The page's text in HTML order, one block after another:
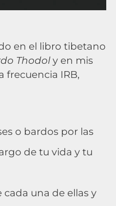
en el libro tibetano
Thodoly en mis
frecuencia IRB,
o bardos por las
de tu vida y tu
cada una de ellas y